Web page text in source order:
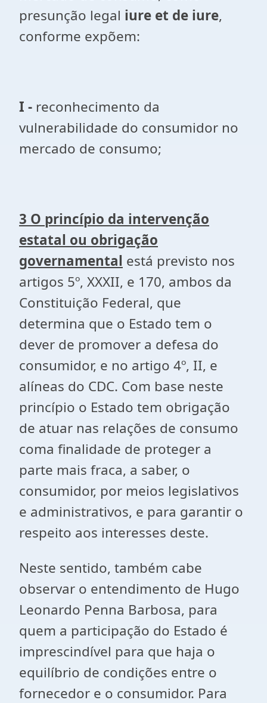
presunção legal iure et de iure,
conforme expõem:
I - reconhecimento da
vulnerabilidade do consumidor no
mercado de consumo;
3 O princípio da intervenção
estatal ou obrigação
governamental está previsto nos
artigos 5º, XXXII, e 170, ambos da
Constituição Federal, que
determina que o Estado tem o
dever de promover a defesa do
consumidor, e no artigo 4º, II, e
alíneas do CDC. Com base neste
princípio o Estado tem obrigação
de atuar nas relações de consumo
coma finalidade de proteger a
parte mais fraca, a saber, o
consumidor, por meios legislativos
e administrativos, e para garantir o
respeito aos interesses deste.
Neste sentido, também cabe
observar o entendimento de Hugo
Leonardo Penna Barbosa, para
quem a participação do Estado é
imprescindível para que haja o
equilíbrio de condições entre o
fornecedor e o consumidor. Para